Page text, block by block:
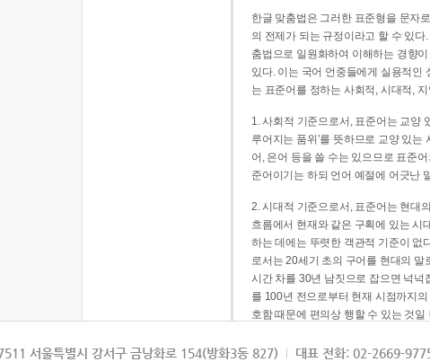
한글 맞춤법은 그러한 표준형을 문자
의 전제가 되는 규정이라고 할 수 있
춤법으로 일원화하여 이해하는 경향
있다. 이는 국어 언중들에게 실용적인
는 표준어를 정하는 사회적, 시대적,
1. 사회적 기준으로서, 표준어는 교양
루어지는 품위’를 뜻하므로 교양 있
어, 은어 등을 쓸 수는 있으므로 표준
준어이기는 하되 언어 예절에 어긋난
2. 시대적 기준으로서, 표준어는 현대
흐름에서 현재와 같은 구획에 있는 시
하는 데에는 뚜렷한 객관적 기준이 없
로서는 20세기 초의 구어를 현대의
시간 차를 30년 남짓으로 잡으면 넉넉
를 100년 전으로부터 현재 시점까지
호함 때문에 편의상 행할 수 있는 것일
3. 지역적 기준으로서, 표준어는 서울
서울특별시 강서구 금낭화로 154(방화3동 827) 대표 전화: 02-2669-